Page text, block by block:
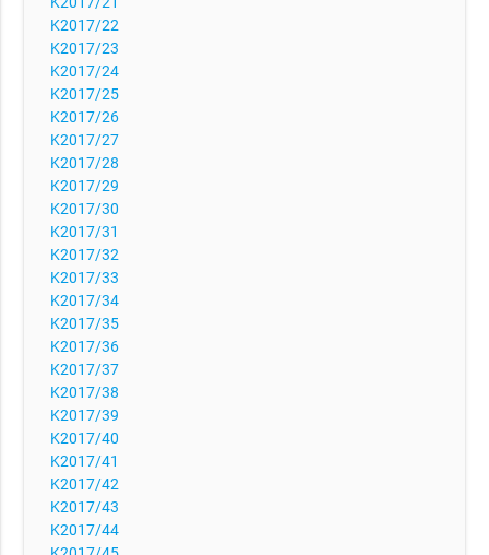
K2017/22
K2017/23
K2017/24
K2017/25
K2017/26
K2017/27
K2017/28
K2017/29
K2017/30
K2017/31
K2017/32
K2017/33
K2017/34
K2017/35
K2017/36
K2017/37
K2017/38
K2017/39
K2017/40
K2017/41
K2017/42
K2017/43
K2017/44